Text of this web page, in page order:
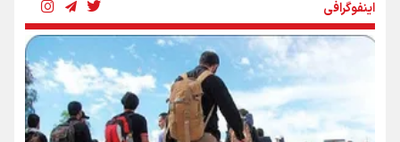
بنزین؛ تدبیری برای حفظ امنیت انرژی
«هورامان»؛ میراثی که جهان را شیفته کرد
اینفوگرافی